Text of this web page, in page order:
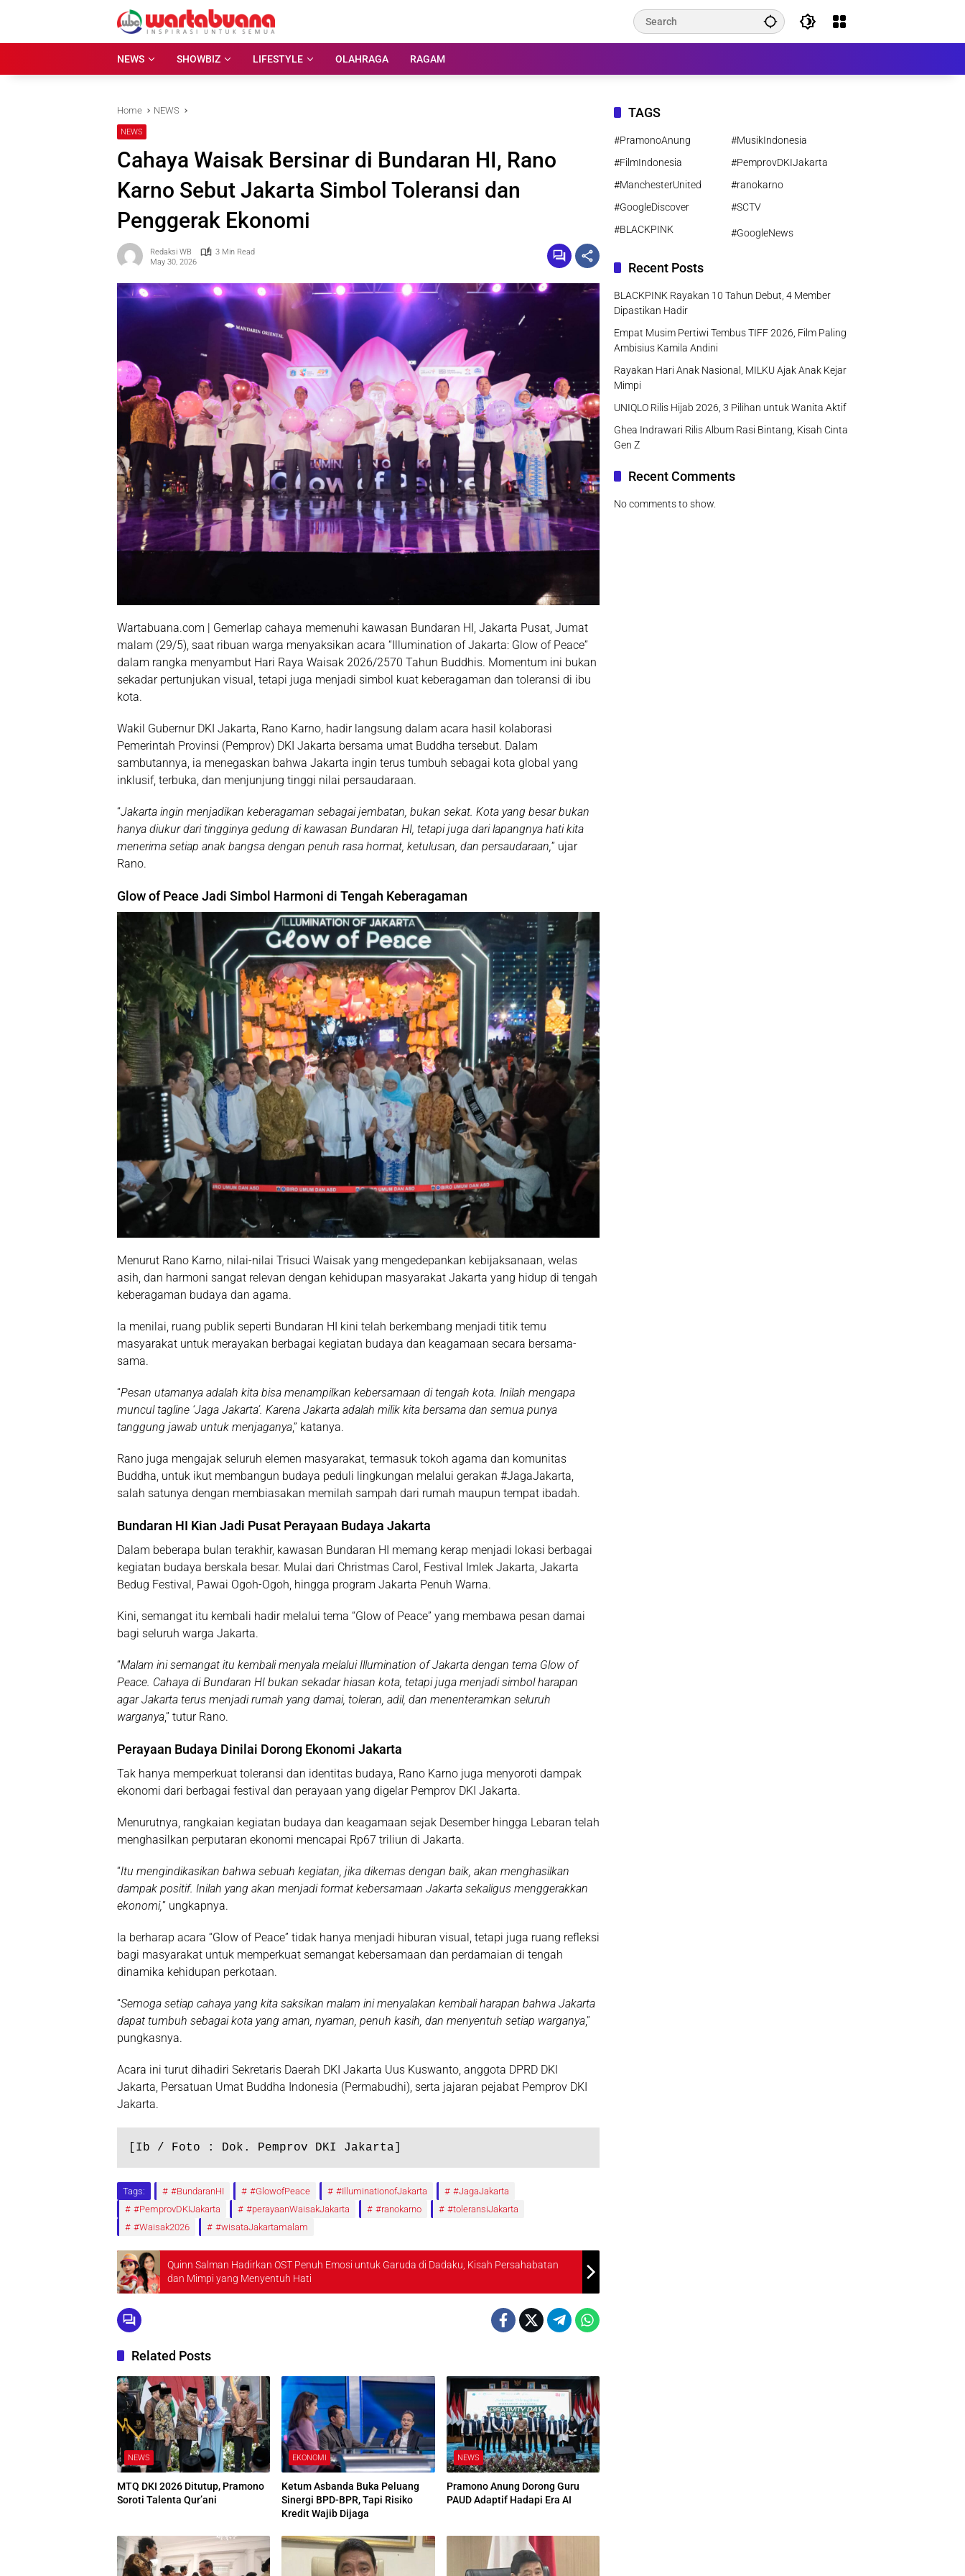
NEWS
SHOWBIZ LIFESTYLE OLAHRAGA RAGAM
Home NEWS
NEWS
Cahaya Waisak Bersinar di Bundaran HI, Rano
Karno Sebut Jakarta Simbol Toleransi dan
Penggerak Ekonomi
Redaksi WB
3 Min Read
May 30, 2026
Wartabuana.com | Gemerlap cahaya memenuhi kawasan Bundaran HI, Jakarta Pusat, Jumat
malam (29/5), saat ribuan warga menyaksikan acara “Illumination of Jakarta: Glow of Peace”
dalam rangka menyambut Hari Raya Waisak 2026/2570 Tahun Buddhis. Momentum ini bukan
sekadar pertunjukan visual, tetapi juga menjadi simbol kuat keberagaman dan toleransi di ibu
kota.
Wakil Gubernur DKI Jakarta, Rano Karno, hadir langsung dalam acara hasil kolaborasi
Pemerintah Provinsi (Pemprov) DKI Jakarta bersama umat Buddha tersebut. Dalam
sambutannya, ia menegaskan bahwa Jakarta ingin terus tumbuh sebagai kota global yang
inklusif, terbuka, dan menjunjung tinggi nilai persaudaraan.
“Jakarta ingin menjadikan keberagaman sebagai jembatan, bukan sekat. Kota yang besar bukan
hanya diukur dari tingginya gedung di kawasan Bundaran HI, tetapi juga dari lapangnya hati kita
menerima setiap anak bangsa dengan penuh rasa hormat, ketulusan, dan persaudaraan,” ujar
Rano.
Glow of Peace Jadi Simbol Harmoni di Tengah Keberagaman
Menurut Rano Karno, nilai-nilai Trisuci Waisak yang mengedepankan kebijaksanaan, welas
asih, dan harmoni sangat relevan dengan kehidupan masyarakat Jakarta yang hidup di tengah
keberagaman budaya dan agama.
Ia menilai, ruang publik seperti Bundaran HI kini telah berkembang menjadi titik temu
masyarakat untuk merayakan berbagai kegiatan budaya dan keagamaan secara bersama-
sama.
“Pesan utamanya adalah kita bisa menampilkan kebersamaan di tengah kota. Inilah mengapa
muncul tagline ‘Jaga Jakarta’. Karena Jakarta adalah milik kita bersama dan semua punya
tanggung jawab untuk menjaganya,” katanya.
Rano juga mengajak seluruh elemen masyarakat, termasuk tokoh agama dan komunitas
Buddha, untuk ikut membangun budaya peduli lingkungan melalui gerakan #JagaJakarta,
salah satunya dengan membiasakan memilah sampah dari rumah maupun tempat ibadah.
Bundaran HI Kian Jadi Pusat Perayaan Budaya Jakarta
Dalam beberapa bulan terakhir, kawasan Bundaran HI memang kerap menjadi lokasi berbagai
kegiatan budaya berskala besar. Mulai dari Christmas Carol, Festival Imlek Jakarta, Jakarta
Bedug Festival, Pawai Ogoh-Ogoh, hingga program Jakarta Penuh Warna.
Kini, semangat itu kembali hadir melalui tema “Glow of Peace” yang membawa pesan damai
bagi seluruh warga Jakarta.
“Malam ini semangat itu kembali menyala melalui Illumination of Jakarta dengan tema Glow of
Peace. Cahaya di Bundaran HI bukan sekadar hiasan kota, tetapi juga menjadi simbol harapan
agar Jakarta terus menjadi rumah yang damai, toleran, adil, dan menenteramkan seluruh
warganya,” tutur Rano.
Perayaan Budaya Dinilai Dorong Ekonomi Jakarta
Tak hanya memperkuat toleransi dan identitas budaya, Rano Karno juga menyoroti dampak
ekonomi dari berbagai festival dan perayaan yang digelar Pemprov DKI Jakarta.
Menurutnya, rangkaian kegiatan budaya dan keagamaan sejak Desember hingga Lebaran telah
menghasilkan perputaran ekonomi mencapai Rp67 triliun di Jakarta.
“Itu mengindikasikan bahwa sebuah kegiatan, jika dikemas dengan baik, akan menghasilkan
dampak positif. Inilah yang akan menjadi format kebersamaan Jakarta sekaligus menggerakkan
ekonomi,” ungkapnya.
Ia berharap acara “Glow of Peace” tidak hanya menjadi hiburan visual, tetapi juga ruang refleksi
bagi masyarakat untuk memperkuat semangat kebersamaan dan perdamaian di tengah
dinamika kehidupan perkotaan.
“Semoga setiap cahaya yang kita saksikan malam ini menyalakan kembali harapan bahwa Jakarta
dapat tumbuh sebagai kota yang aman, nyaman, penuh kasih, dan menyentuh setiap warganya,”
pungkasnya.
Acara ini turut dihadiri Sekretaris Daerah DKI Jakarta Uus Kuswanto, anggota DPRD DKI
Jakarta, Persatuan Umat Buddha Indonesia (Permabudhi), serta jajaran pejabat Pemprov DKI
Jakarta.
[Ib / Foto : Dok. Pemprov DKI Jakarta]
Tags: #BundaranHI #GlowofPeace #IlluminationofJakarta
#JagaJakarta
#PemprovDKIJakarta
#perayaanWaisakJakarta #ranokarno
#toleransiJakarta
#Waisak2026
#wisataJakartamalam
Quinn Salman Hadirkan OST Penuh Emosi untuk Garuda di Dadaku, Kisah Persahabatan
dan Mimpi yang Menyentuh Hati
Related Posts
NEWS
MTQ DKI 2026 Ditutup, Pramono
Soroti Talenta Qur’ani
EKONOMI
Ketum Asbanda Buka Peluang
Sinergi BPD-BPR, Tapi Risiko
Kredit Wajib Dijaga
NEWS
Pramono Anung Dorong Guru
PAUD Adaptif Hadapi Era AI
TAGS
#PramonoAnung
#MusikIndonesia
#FilmIndonesia
#PemprovDKIJakarta
#ManchesterUnited
#ranokarno
#GoogleDiscover
#SCTV
#BLACKPINK
#GoogleNews
Recent Posts
BLACKPINK Rayakan 10 Tahun Debut, 4 Member
Dipastikan Hadir
Empat Musim Pertiwi Tembus TIFF 2026, Film Paling
Ambisius Kamila Andini
Rayakan Hari Anak Nasional, MILKU Ajak Anak Kejar
Mimpi
UNIQLO Rilis Hijab 2026, 3 Pilihan untuk Wanita Aktif
Ghea Indrawari Rilis Album Rasi Bintang, Kisah Cinta
Gen Z
Recent Comments
No comments to show.